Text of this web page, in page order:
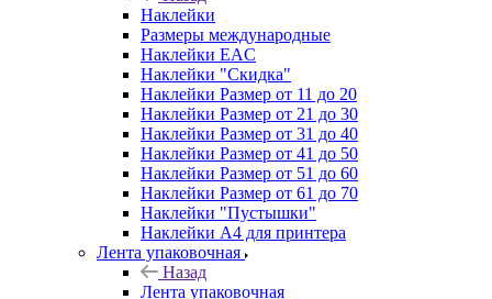
Наклейки
Размеры международные
Наклейки EAC
Наклейки "Скидка"
Наклейки Размер от 11 до 20
Наклейки Размер от 21 до 30
Наклейки Размер от 31 до 40
Наклейки Размер от 41 до 50
Наклейки Размер от 51 до 60
Наклейки Размер от 61 до 70
Наклейки "Пустышки"
Наклейки А4 для принтера
Лента упаковочная
Назад
Лента упаковочная